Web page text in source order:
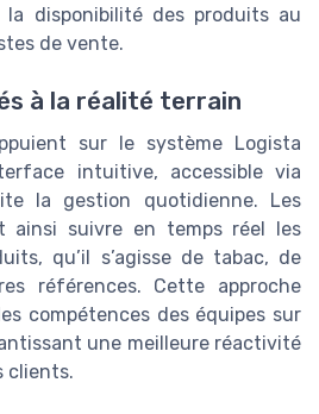
la disponibilité des produits au
de vente.
à la réalité terrain
sur le système Logista
intuitive, accessible via
la gestion quotidienne. Les
ainsi suivre en temps réel les
qu’il s’agisse de tabac, de
références. Cette approche
compétences des équipes sur
une meilleure réactivité
clients.